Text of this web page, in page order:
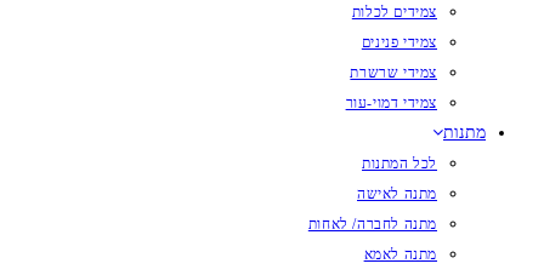
צמידים לכלות
צמידי פנינים
צמידי שרשרת
צמידי דמוי-עור
מתנות
לכל המתנות
מתנה לאישה
מתנה לחברה/ לאחות
מתנה לאמא